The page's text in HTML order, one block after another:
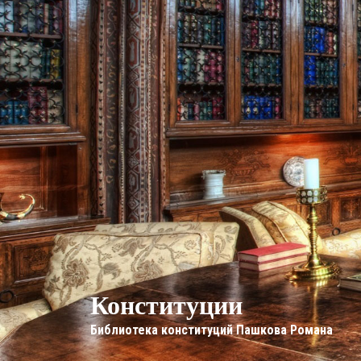
Конституции
Библиотека конституций Пашкова Романа